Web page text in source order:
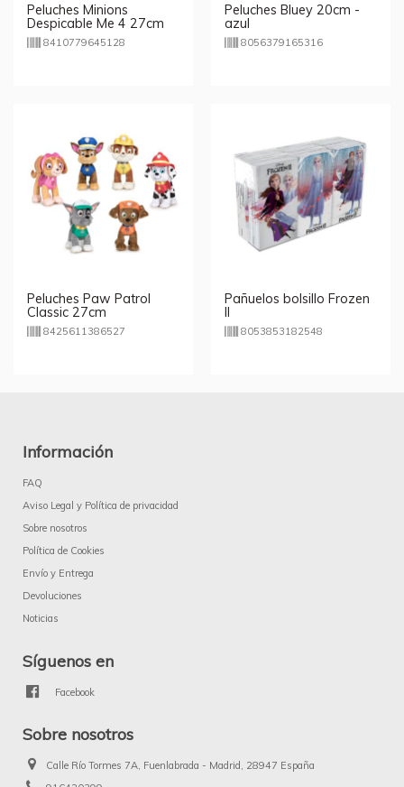
Peluches Minions
Despicable Me 4 27cm
8410779645128
Peluches Bluey 20cm -
azul
8056379165316
Peluches Paw Patrol
Classic 27cm
8425611386527
Pañuelos bolsillo Frozen
II
8053853182548
Información
FAQ
Aviso Legal y Política de privacidad
Sobre nosotros
Política de Cookies
Envío y Entrega
Devoluciones
Noticias
Síguenos en
Facebook
Sobre nosotros
Calle Río Tormes 7A, Fuenlabrada - Madrid, 28947 España